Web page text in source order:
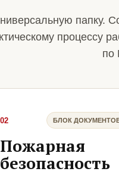
папку.
процессу
по
02 БЛОК
Пожарная
безопасность